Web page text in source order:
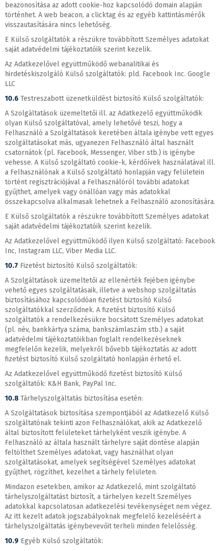
beazonosítása az adott cookie-hoz kapcsolódó domain alapján
történhet. A web beacon, a clicktag és az egyéb kattintásmérők
visszautasítására nincs lehetőség.
E Külső szolgáltatók a részükre továbbított Személyes adatokat
saját adatvédelmi tájékoztatóik szerint kezelik.
Az Adatkezelővel együttműködő webanalitikai és
hirdetéskiszolgáló Külső szolgáltatók: pld. Facebook Inc. Google
LLC
10.6 Testreszabott üzenetküldést biztosító Külső szolgáltatók:
A Szolgáltatások üzemeltetői ill. az Adatkezelő együttműködik
olyan Külső szolgáltatóval, amely lehetővé teszi, hogy a
Felhasználó a Szolgáltatások keretében általa igénybe vett egyes
szolgáltatásokat más, ugyanezen Felhasználó által használt
csatornátok (pl. Facebook, Messenger, Viber stb.) is igénybe
vehesse. A Külső szolgáltató cookie-k, kérdőívek használatával ill.
a Felhasználónak a Külső szolgáltató honlapján vagy felületein
történt regisztrációjával a Felhasználóról további adatokat
gyűjthet, amelyek vagy önállóan vagy más adatokkal
összekapcsolva alkalmasak lehetnek a Felhasználó azonosítására.
E Külső szolgáltatók a részükre továbbított Személyes adatokat
saját adatvédelmi tájékoztatóik szerint kezelik.
Az Adatkezelővel együttműködő ilyen Külső szolgáltató: Facebook
Inc, Instagram LLC, Viber Media LLC.
10.7 Fizetést biztosító Külső szolgáltatók:
A Szolgáltatások üzemeltetői az ellenérték fejében igénybe
vehető egyes szolgáltatásaik, illetve a webshop szolgáltatás
biztosításához kapcsolódóan fizetést biztosító Külső
szolgáltatókkal szerződnek. A fizetést biztosító Külső
szolgáltatók a rendelkezésükre bocsátott Személyes adatokat
(pl. név, bankkártya száma, bankszámlaszám stb.) a saját
adatvédelmi tájékoztatóikban foglalt rendelkezéseknek
megfelelőn kezelik, melyekről bővebb tájékoztatás az adott
fizetést biztosító Külső szolgáltató honlapján érhető el.
Az Adatkezelővel együttműködő fizetést biztosító Külső
szolgáltatók: K&H Bank, PayPal Inc.
10.8 Tárhelyszolgáltatás biztosítása esetén:
A Szolgáltatások biztosítása szempontjából az Adatkezelő Külső
szolgáltatónak tekinti azon Felhasználókat, akik az Adatkezelő
által biztosított felületeket tárhelyként veszik igénybe. A
Felhasználó az általa használt tárhelyre saját döntése alapján
feltölthet Személyes adatokat, vagy használhat olyan
szolgáltatásokat, amelyek segítségével Személyes adatokat
gyűjthet, rögzíthet, kezelhet a tárhely felületen.
Mindazon esetekben, amikor az Adatkezelő, mint szolgáltató
tárhelyszolgáltatást biztosít, a tárhelyen kezelt Személyes
adatokkal kapcsolatosan adatkezelési tevékenységet nem végez.
Az itt kezelt adatok jogszabályoknak megfelelő kezeléséért a
tárhelyszolgáltatás igénybevevőit terheli minden felelősség.
10.9 Egyéb Külső szolgáltatók: